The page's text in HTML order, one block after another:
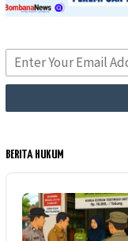
BERITA HUKUM